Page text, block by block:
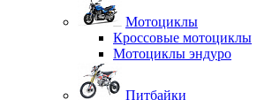
Мотоциклы
Кроссовые мотоциклы
Мотоциклы эндуро
Питбайки